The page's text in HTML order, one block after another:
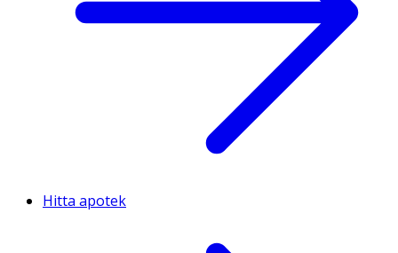
Hitta apotek